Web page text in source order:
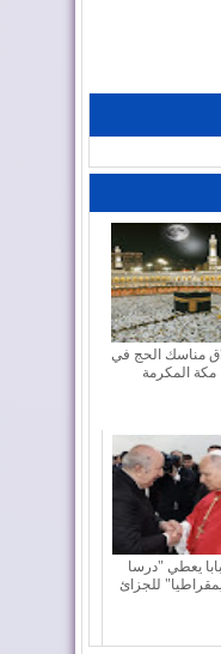
مناسك الحج في
مكة المكرمة
يعطي "درسا